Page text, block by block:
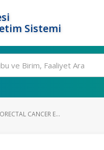
Sistemi
CANCER E...